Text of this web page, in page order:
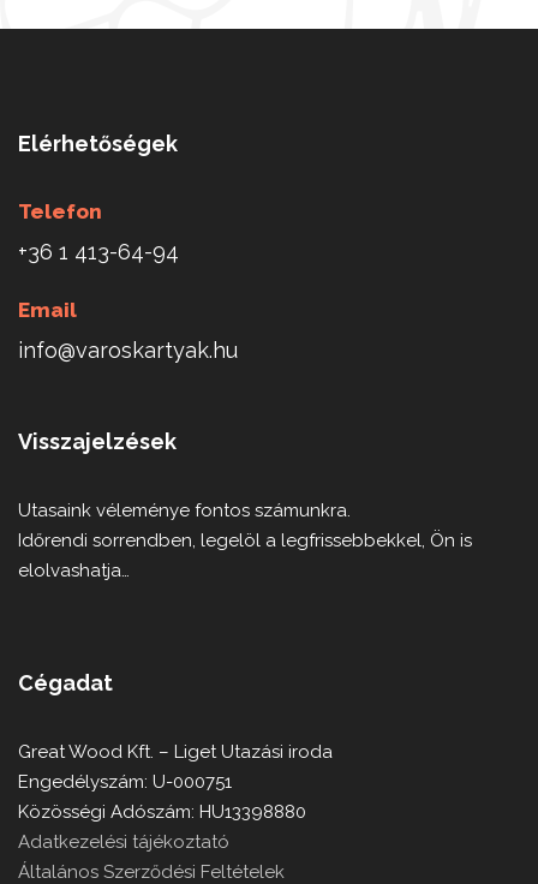
Elérhetőségek
Telefon
+36 1 413-64-94
Email
info@varoskartyak.hu
Visszajelzések
Utasaink véleménye fontos számunkra.
Időrendi sorrendben, legelöl a legfrissebbekkel, Ön is
elolvashatja…
Cégadat
Great Wood Kft. – Liget Utazási iroda
Engedélyszám: U-000751
Közösségi Adószám: HU13398880
Adatkezelési tájékoztató
Általános Szerződési Feltételek